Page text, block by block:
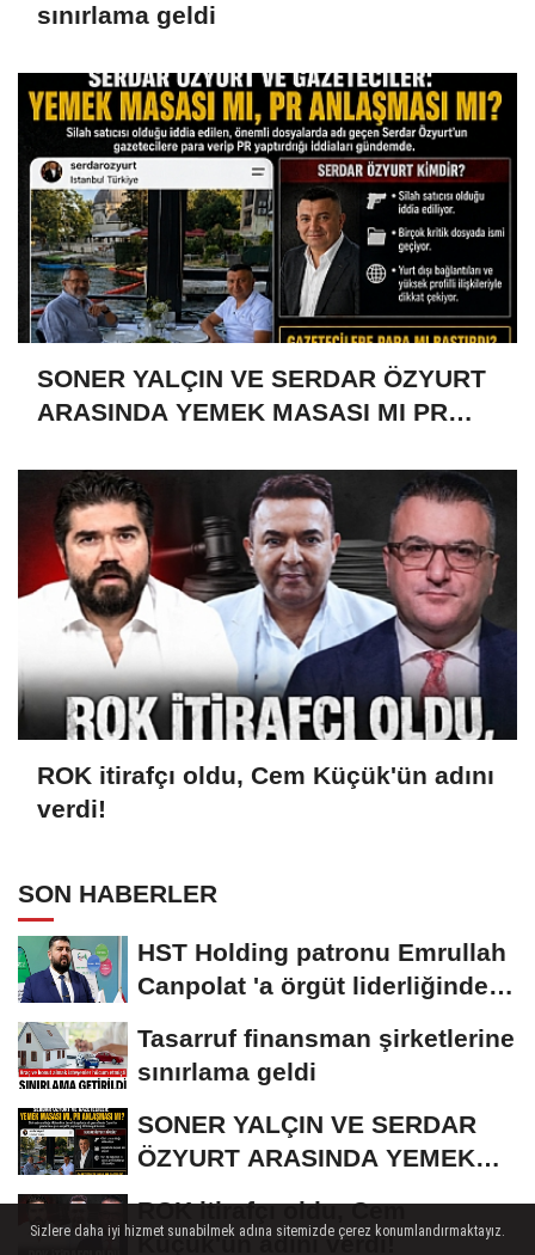
sınırlama geldi
SONER YALÇIN VE SERDAR ÖZYURT
ARASINDA YEMEK MASASI MI PR
ROK itirafçı oldu, Cem Küçük'ün adını
verdi!
SON HABERLER
HST Holding patronu Emrullah
Canpolat 'a örgüt liderliğinden
Tasarruf finansman şirketlerine
sınırlama geldi
SONER YALÇIN VE SERDAR
ÖZYURT ARASINDA YEMEK
ROK itirafçı oldu, Cem
Küçük'ün adını verdi!
Sizlere daha iyi hizmet sunabilmek adına sitemizde çerez konumlandırmaktayız.